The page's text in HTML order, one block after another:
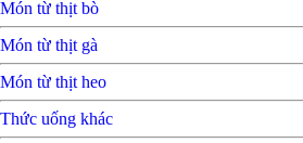
Món từ thịt bò
Món từ thịt gà
Món từ thịt heo
Thức uống khác